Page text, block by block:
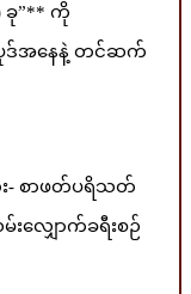
ခု”** ကို
ပုဒ်အနေနဲ့ တင်ဆက်
း- စာဖတ်ပရိသတ်
လျှောက်ခရီးစဉ်